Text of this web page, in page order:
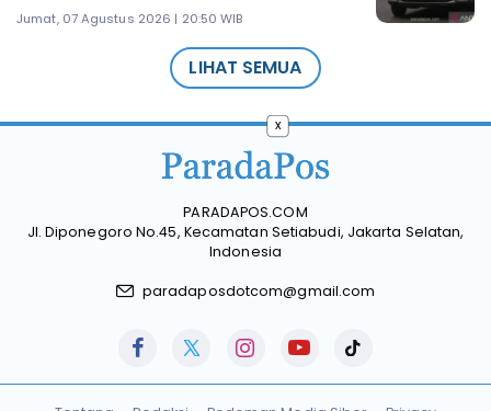
Jumat, 07 Agustus 2026 | 20:50 WIB
LIHAT SEMUA
PARADAPOS.COM
Jl. Diponegoro No.45, Kecamatan Setiabudi, Jakarta Selatan,
Indonesia
paradaposdotcom@gmail.com
x